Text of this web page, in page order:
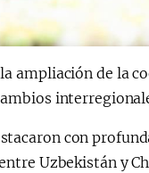
ampliación de la
con
Uzbekistán y